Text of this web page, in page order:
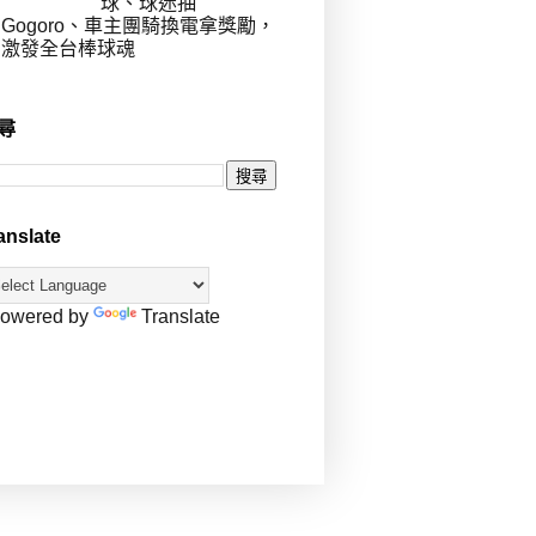
Gogoro、車主團騎換電拿獎勵，
激發全台棒球魂
by Translate